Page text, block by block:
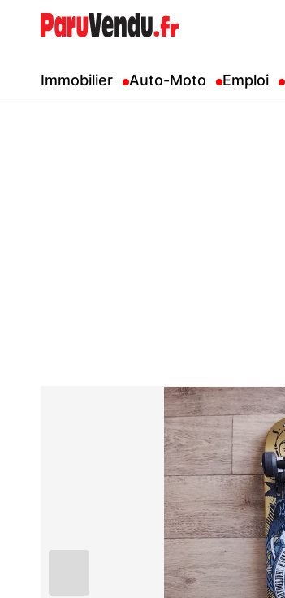
Immobilier Auto-Moto Emploi